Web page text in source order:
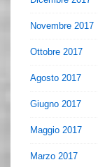
Novembre 2017
Ottobre 2017
Agosto 2017
Giugno 2017
Maggio 2017
Marzo 2017